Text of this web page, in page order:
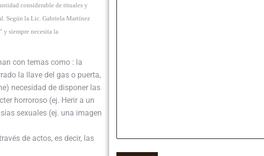
considerable de rituales y
Según la Lic. Gabriela Martínez
y siempre necesita la
con temas como : la
la llave del gas o puerta,
necesidad de disponer las
horroroso (ej. Herir a un
sexuales (ej. una imagen
de actos, es decir, las